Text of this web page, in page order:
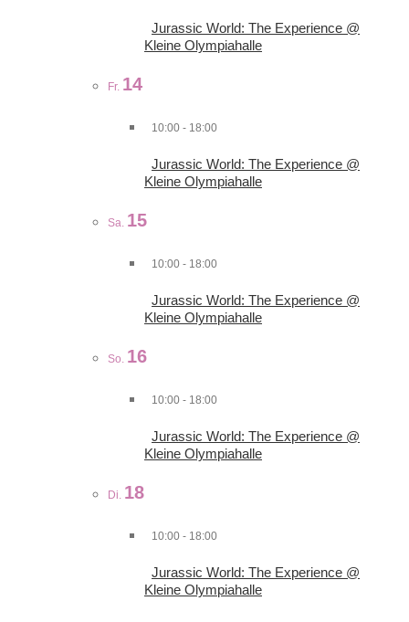
Jurassic World: The Experience @
Kleine Olympiahalle
Fr. 14
10:00 - 18:00
Jurassic World: The Experience @
Kleine Olympiahalle
Sa. 15
10:00 - 18:00
Jurassic World: The Experience @
Kleine Olympiahalle
So. 16
10:00 - 18:00
Jurassic World: The Experience @
Kleine Olympiahalle
Di. 18
10:00 - 18:00
Jurassic World: The Experience @
Kleine Olympiahalle